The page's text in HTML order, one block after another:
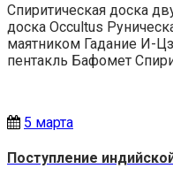
Спиритическая доска
доска Occultus
маятником Гадание И-
пентакль Бафомет
5 марта
Поступление